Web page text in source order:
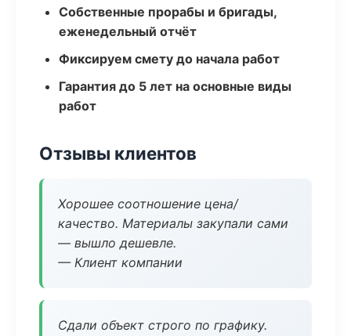
Собственные прорабы и бригады,
еженедельный отчёт
Фиксируем смету до начала работ
Гарантия до 5 лет на основные виды
работ
Отзывы клиентов
Хорошее соотношение цена/
качество. Материалы закупали сами
— вышло дешевле.
— Клиент компании
Сдали объект строго по графику.